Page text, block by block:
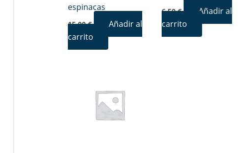
espinacas
15,00€
Añadir al
carrito
6,50€
Añadir al
carrito